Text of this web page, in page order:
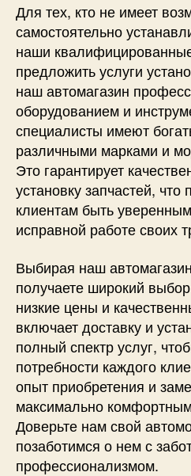
Для тех, кто не имеет
самостоятельно
наши
предложить услуги
наш автомагазин
оборудованием и
специалисты имеют
различными марками и
Это гарантирует
установку запчастей,
клиентам быть
исправной работе своих
Выбирая наш
получаете широкий
низкие цены и
включает доставку и
полный спектр услуг,
потребности каждого
опыт приобретения и
максимально
Доверьте нам свой
позаботимся о нем с
профессионализмом.